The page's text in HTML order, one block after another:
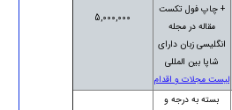
+ چاپ فول تکست
مقاله در مجله
انگلیسی زبان دارای
شاپا بین المللی
لیست مجلات و اقدام
5,000,000
بسته به درجه و